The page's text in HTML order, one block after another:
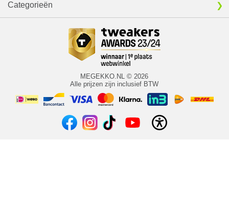
Categorieën
MEGEKKO.NL © 2026
Alle prijzen zijn inclusief BTW